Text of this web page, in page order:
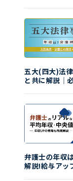
五大(四大)法
と共に解説｜
弁護士の年収
解説!給与アッ